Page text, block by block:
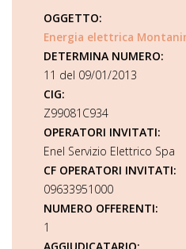
OGGETTO:
Energia elettrica
DETERMINA NUMERO:
11 del 09/01/2013
CIG:
Z99081C934
OPERATORI INVITATI:
Enel Servizio Elettrico Spa
CF OPERATORI INVITATI:
09633951000
NUMERO OFFERENTI:
1